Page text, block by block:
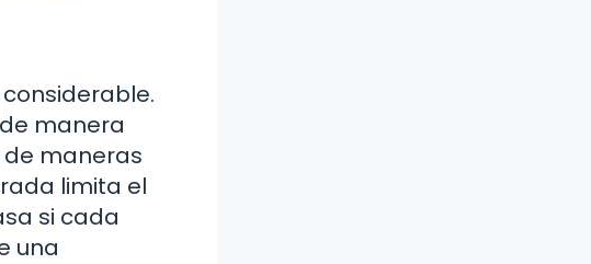
manera
de maneras
limita el
si cada
una